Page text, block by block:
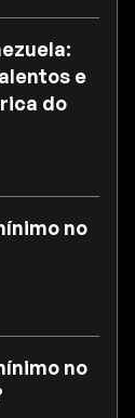
e
do
no
no